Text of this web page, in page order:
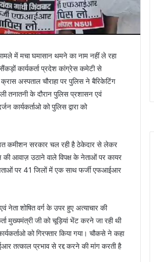
में मचा घमासान थमने का नाम नहीं ले रहा
कार्यकर्ता प्रदेश कांग्रेस कमेटी से
अस्पताल चौराहा पर पुलिस ने बैरिकेटिंग
तनातनी के दौरान पुलिस प्रशासन एवं
कार्यकर्ताओ को पुलिस द्वारा को
कमीशन सरकार चल रही है ठेकेदार से लेकर
आवाज़ उठाने वाले विपक्ष के नेताओं पर कायर
नेताओं पर 41 जिलों में एक साथ फर्जी एफआईआर
शोषित वर्ग के उपर हुए अत्याचार की
मुख्यमंत्री जी को चूड़ियां भेंट करने जा रही थी
को गिरफ्तार किया गया। चौकसे ने कहा
तत्काल प्रभाव से रद्द करने की मांग करती है